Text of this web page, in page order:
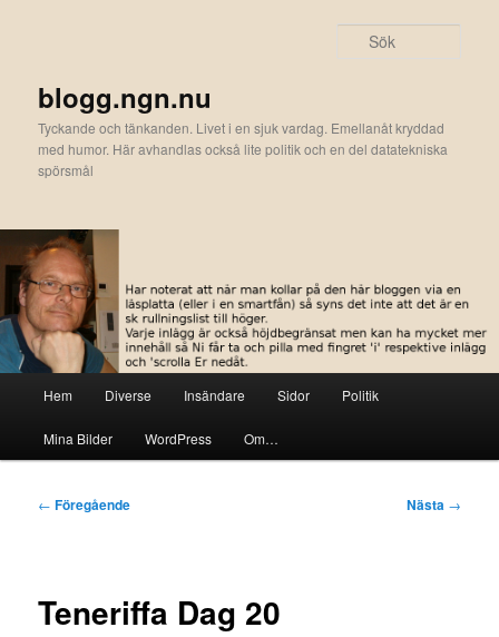
blogg.ngn.nu
Tyckande och tänkanden. Livet i en sjuk vardag. Emellanåt kryddad
med humor. Här avhandlas också lite politik och en del datatekniska
spörsmål
Hem Diverse Insändare Sidor Politik
Mina Bilder WordPress Om…
Inläggsnavigering
← Föregående Nästa →
Teneriffa Dag 20